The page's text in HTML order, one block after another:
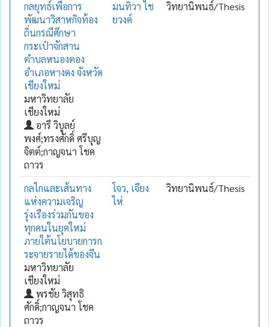
กลยุทธ์เพื่อการ
พัฒนาวิสาหกิจท้อง
ถิ่นกรณีศึกษา
กระเป๋าจักสาน
ตำบลหนองตอง
อำเภอหางดง จังหวัด
เชียงใหม่
มหาวิทยาลัย
เชียงใหม่
อารี วิบูลย์
พงศ์;ทรงศักดิ์ ศรีบุญ
จิตต์;กาญจนา โชค
ถาวร
มนทิวา ไช
ยวงค์
วิทยานิพนธ์/Thesis
กลไกและเส้นทาง
แห่งความเจริญ
รุ่งเรืองร่วมกันของ
ทุกคนในยุคใหม่
ภายใต้นโยบายการก
ระจายรายได้ของจีน
มหาวิทยาลัย
เชียงใหม่
พรชัย วิสุทธิ
ศักดิ์;กาญจนา โชค
ถาวร
โจว, เจียง
ไห่
วิทยานิพนธ์/Thesis